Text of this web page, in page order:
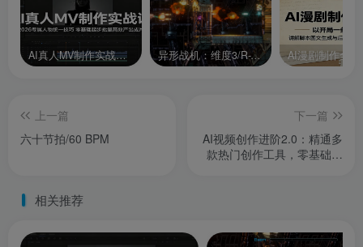
AI真人MV制作实战课：2026专属人物统一技巧，零基础起步批量高效产出成片 异形战机：维度3/R-Type Dimensions III
上一篇
六十节拍/60 BPM
下一篇
AI视频创作进阶2.0：精通多
款热门创作工具，零基础进
相关推荐